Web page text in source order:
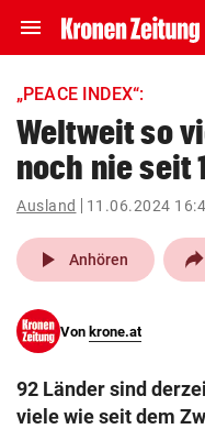
menu Navigation
ein-/ausklappen
account_circle Anmelden
pin_drop
Wien
search
eingeben
„PEACE INDEX“:
Weltweit so
noch nie seit
Ausland 11.06.2024
play_arrow Anhören
Von krone.at
92 Länder sind
viele wie seit dem